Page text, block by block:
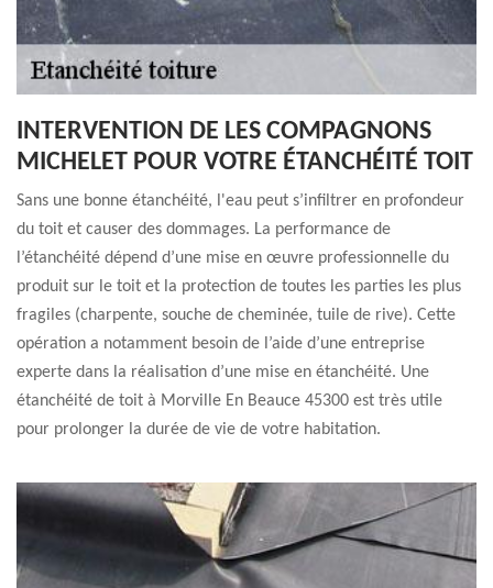
INTERVENTION DE LES COMPAGNONS
MICHELET POUR VOTRE ÉTANCHÉITÉ TOIT
Sans une bonne étanchéité, l'eau peut s’infiltrer en profondeur
du toit et causer des dommages. La performance de
l’étanchéité dépend d’une mise en œuvre professionnelle du
produit sur le toit et la protection de toutes les parties les plus
fragiles (charpente, souche de cheminée, tuile de rive). Cette
opération a notamment besoin de l’aide d’une entreprise
experte dans la réalisation d’une mise en étanchéité. Une
étanchéité de toit à Morville En Beauce 45300 est très utile
pour prolonger la durée de vie de votre habitation.